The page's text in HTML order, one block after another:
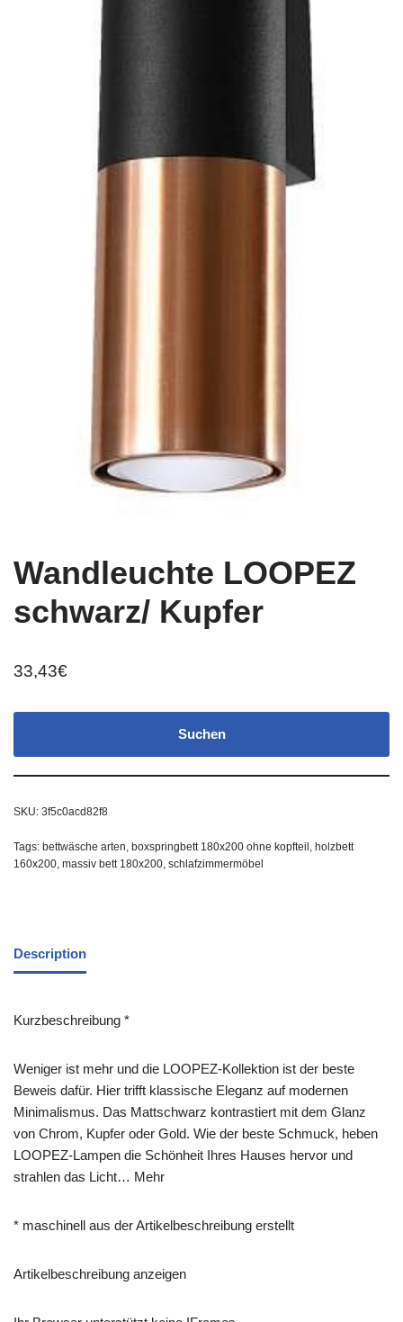
Wandleuchte LOOPEZ
schwarz/ Kupfer
33,43€
Suchen
SKU: 3f5c0acd82f8
Tags: bettwäsche arten, boxspringbett 180x200 ohne kopfteil , holzbett
160x200, massiv bett 180x200, schlafzimmermöbel
Description
Kurzbeschreibung *
Weniger ist mehr und die LOOPEZ-Kollektion ist der beste
Beweis dafür. Hier trifft klassische Eleganz auf modernen
Minimalismus. Das Mattschwarz kontrastiert mit dem Glanz
von Chrom, Kupfer oder Gold. Wie der beste Schmuck, heben
LOOPEZ-Lampen die Schönheit Ihres Hauses hervor und
strahlen das Licht… Mehr
* maschinell aus der Artikelbeschreibung erstellt
Artikelbeschreibung anzeigen